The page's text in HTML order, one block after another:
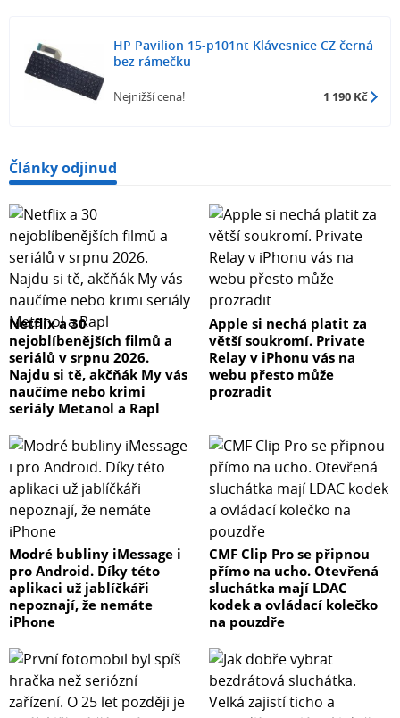
HP Pavilion 15-p101nt Klávesnice CZ černá
bez rámečku
Nejnižší cena! 1 190 Kč
Články odjinud
Netflix a 30
nejoblíbenějších filmů a
seriálů v srpnu 2026.
Najdu si tě, akčňák My vás
naučíme nebo krimi
seriály Metanol a Rapl
Apple si nechá platit za
větší soukromí. Private
Relay v iPhonu vás na
webu přesto může
prozradit
Modré bubliny iMessage i
pro Android. Díky této
aplikaci už jablíčkáři
nepoznají, že nemáte
iPhone
CMF Clip Pro se připnou
přímo na ucho. Otevřená
sluchátka mají LDAC
kodek a ovládací kolečko
na pouzdře